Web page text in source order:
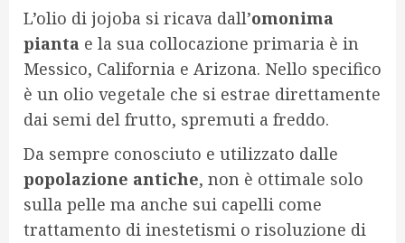
L’olio di jojoba si ricava dall’omonima
pianta e la sua collocazione primaria è in
Messico, California e Arizona. Nello specifico
è un olio vegetale che si estrae direttamente
dai semi del frutto, spremuti a freddo.
Da sempre conosciuto e utilizzato dalle
popolazione antiche, non è ottimale solo
sulla pelle ma anche sui capelli come
trattamento di inestetismi o risoluzione di